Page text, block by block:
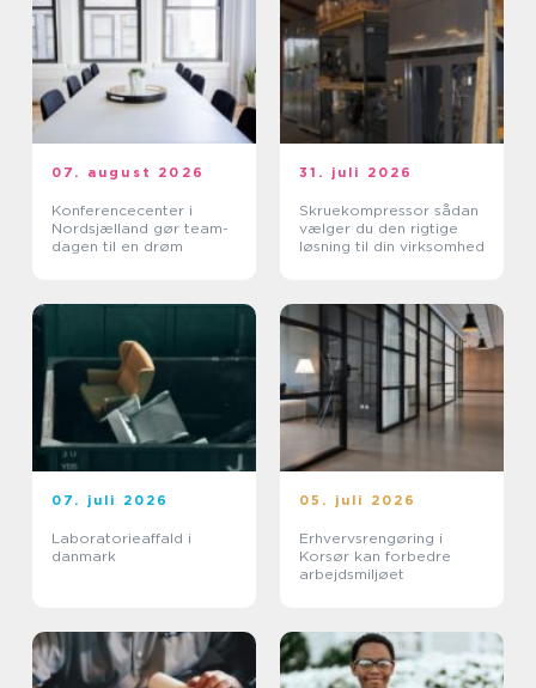
07. august 2026
Konferencecenter i
Nordsjælland gør team-
dagen til en drøm
31. juli 2026
Skruekompressor sådan
vælger du den rigtige
løsning til din virksomhed
07. juli 2026
Laboratorieaffald i
danmark
05. juli 2026
Erhvervsrengøring i
Korsør kan forbedre
arbejdsmiljøet